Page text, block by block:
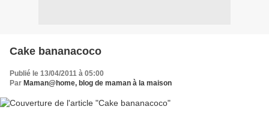
Cake bananacoco
Publié le 13/04/2011 à 05:00
Par Maman@home, blog de maman à la maison